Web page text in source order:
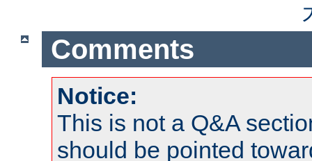
Comments
Notice:
This is not a Q&A
should be pointed